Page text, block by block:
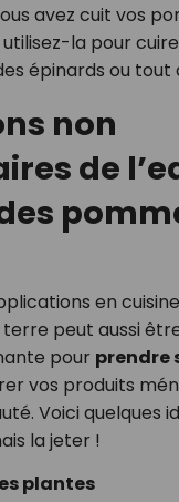
avez cuit vos
utilisez-la pour
épinards ou tout
non
de
en
peut aussi
pour prendre
vos produits
Voici quelques
la jeter !
plantes